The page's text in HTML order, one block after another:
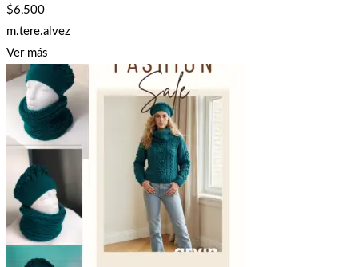
$6,500
m.tere.alvez
Ver más